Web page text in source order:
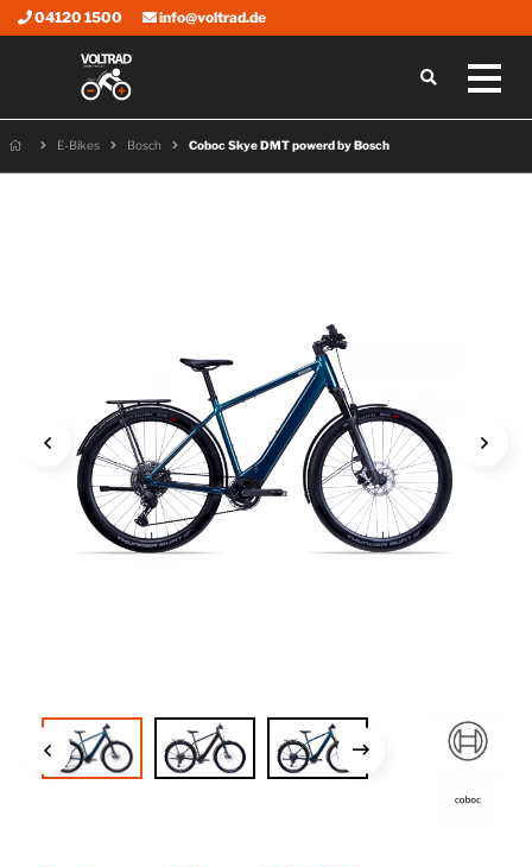
04120 1500 info@voltrad.de
E-Bikes Bosch Coboc Skye DMT powerd by Bosch